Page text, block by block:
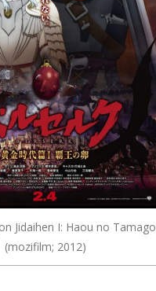
Jidaihen I: Haou no Tamago
(mozifilm; 2012)